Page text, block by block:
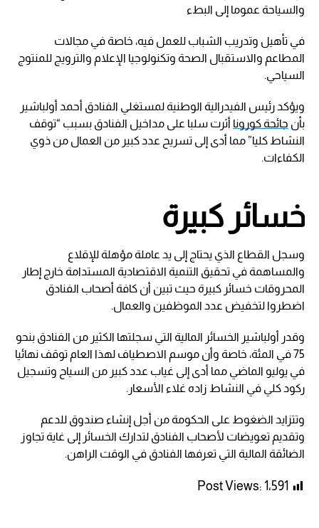
والسياحة عموما إلى البطء
في تأهيل وتدريب الشباب للعمل فيه، خاصة في مجالات
المطاعم والاستقبال الصحة وتكنولوجيا الإعلام والترويج للمنتوج
السياحي.
ويؤكد رئيس الفيدرالية الوطنية لمستغلي الفنادق أحمد أولباشير
بأن جائحة كورونا أثرت سلبا على مداخيل الفنادق بسبب “توقف
النشاط كليا” مما أدى إلى تسريح عدد كبير من العمال من ذوي
الكفاءات.
خسائر كبيرة
وسجل القطاع الذي يحتاج إلى يد عاملة مؤهلة للإقلاع
والمساهمة في تحقيق التنمية الاقتصادية المستدامة خارج إطار
المحروقات خسائر كبيرة حيث تبين أن كافة أصحاب الفنادق
اضطروا لتخفيض عدد الموظفين والعمال.
وقدر أولباشير الخسائر المالية التي سجلتها الكثير من الفنادق بنحو
75 في المئة، خاصة وأن موسم الاصطياف لهذا العام توقف نهائيا
في يوليو الماضي مما أدى إلى غياب عدد كبير من السياح وتسجيل
ركود كلي في النشاط زاده غلاء الأسعار.
وتتزايد الضغوط على الحكومة من أجل إنشاء صندوق للدعم
وتقديم تعويضات لأصحاب الفنادق لتدارك الخسائر إلى غاية تجاوز
الضائقة المالية التي تعرفها الفنادق في الوقت الراهن.
Post Views: 1٬591